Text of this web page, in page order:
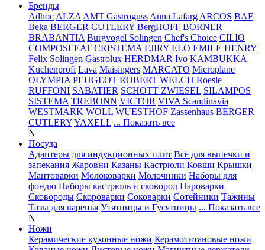
Бренды
Adhoc ALZA AMT Gastroguss Anna Lafarg ARCOS BAF
Beka BERGER CUTLERY BergHOFF BORNER
BRABANTIA Burgvogel Solingen Chef's Choice CILIO
COMPOSEEAT CRISTEMA EJIRY ELO EMILE HENRY
Felix Solingen Gastrolux HERDMAR Ivo KAMBUKKA
Kuchenprofi Lava Maisingers MARCATO Microplane
OLYMPIA PEUGEOT ROBERT WELCH Roesle
RUFFONI SABATIER SCHOTT ZWIESEL SILAMPOS
SISTEMA TREBONN VICTOR VIVA Scandinavia
WESTMARK WOLL WUESTHOF Zassenhaus BERGER
CUTLERYYAXELL ... Показать все
N
Посуда
Адаптеры для индукционных плит Всё для выпечки и
запекания Жаровни Казаны Кастрюли Ковши Крышки
Мантоварки Молоковарки Молочники Наборы для
фондю Наборы кастрюль и сковород Пароварки
Сковороды Скороварки Соковарки Сотейники Тажины
Тазы для варенья Утятницы и Гусятницы ... Показать все
N
Ножи
Керамические кухонные ножи Керамотитановые ножи